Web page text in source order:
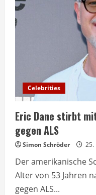
HBO
Max
Celebrities
Eric Dane stirbt
gegen ALS
Simon Schröder 25.
Der amerikanische
Alter von 53 Jahren
gegen ALS...